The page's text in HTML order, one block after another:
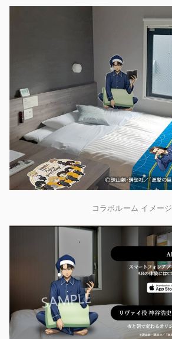
コラボルーム イメージ